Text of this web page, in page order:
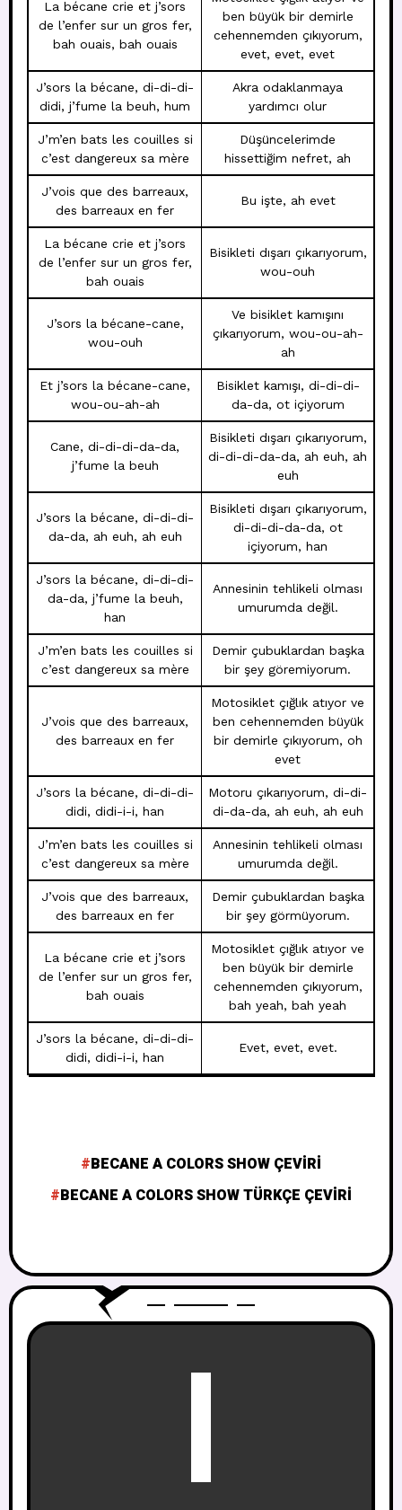
La bécane crie et j’sors
de l’enfer sur un gros fer,
bah ouais, bah ouais
ben büyük bir demirle
cehennemden çıkıyorum,
evet, evet, evet
J’sors la bécane, di-di-di-
didi, j’fume la beuh, hum
Akra odaklanmaya
yardımcı olur
J’m’en bats les couilles si
c’est dangereux sa mère
Düşüncelerimde
hissettiğim nefret, ah
J’vois que des barreaux,
des barreaux en fer
Bu işte, ah evet
La bécane crie et j’sors
de l’enfer sur un gros fer,
bah ouais
Bisikleti dışarı çıkarıyorum,
wou-ouh
J’sors la bécane-cane,
wou-ouh
Ve bisiklet kamışını
çıkarıyorum, wou-ou-ah-
ah
Et j’sors la bécane-cane,
wou-ou-ah-ah
Bisiklet kamışı, di-di-di-
da-da, ot içiyorum
Cane, di-di-di-da-da,
j’fume la beuh
Bisikleti dışarı çıkarıyorum,
di-di-di-da-da, ah euh, ah
euh
J’sors la bécane, di-di-di-
da-da, ah euh, ah euh
Bisikleti dışarı çıkarıyorum,
di-di-di-da-da, ot
içiyorum, han
J’sors la bécane, di-di-di-
da-da, j’fume la beuh,
han
Annesinin tehlikeli olması
umurumda değil.
J’m’en bats les couilles si
c’est dangereux sa mère
Demir çubuklardan başka
bir şey göremiyorum.
J’vois que des barreaux,
des barreaux en fer
Motosiklet çığlık atıyor ve
ben cehennemden büyük
bir demirle çıkıyorum, oh
evet
J’sors la bécane, di-di-di-
didi, didi-i-i, han
Motoru çıkarıyorum, di-di-
di-da-da, ah euh, ah euh
J’m’en bats les couilles si
c’est dangereux sa mère
Annesinin tehlikeli olması
umurumda değil.
J’vois que des barreaux,
des barreaux en fer
Demir çubuklardan başka
bir şey görmüyorum.
La bécane crie et j’sors
de l’enfer sur un gros fer,
bah ouais
Motosiklet çığlık atıyor ve
ben büyük bir demirle
cehennemden çıkıyorum,
bah yeah, bah yeah
J’sors la bécane, di-di-di-
didi, didi-i-i, han
Evet, evet, evet.
BECANE A COLORS SHOW ÇEVIRI
BECANE A COLORS SHOW TÜRKÇE ÇEVIRI
I